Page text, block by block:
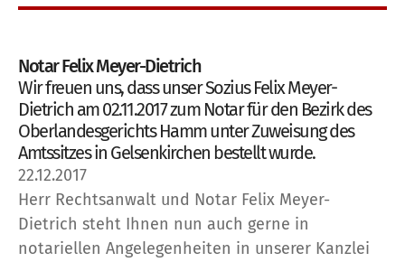
Notar Felix Meyer-Dietrich
Wir freuen uns, dass unser Sozius Felix Meyer-
Dietrich am 02.11.2017 zum Notar für den Bezirk des
Oberlandesgerichts Hamm unter Zuweisung des
Amtssitzes in Gelsenkirchen bestellt wurde.
22.12.2017
Herr Rechtsanwalt und Notar Felix Meyer-
Dietrich steht Ihnen nun auch gerne in
notariellen Angelegenheiten in unserer Kanzlei